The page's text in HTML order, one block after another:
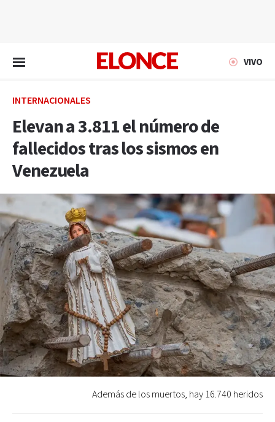
VIVO
INTERNACIONALES
Elevan a 3.811 el número de
fallecidos tras los sismos en
Venezuela
Además de los muertos, hay 16.740 heridos